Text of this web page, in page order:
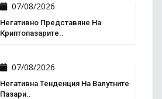
07/08/2026
Негативно Представяне На
Криптопазарите..
07/08/2026
Негативна Тенденция На Валутните
Пазари..